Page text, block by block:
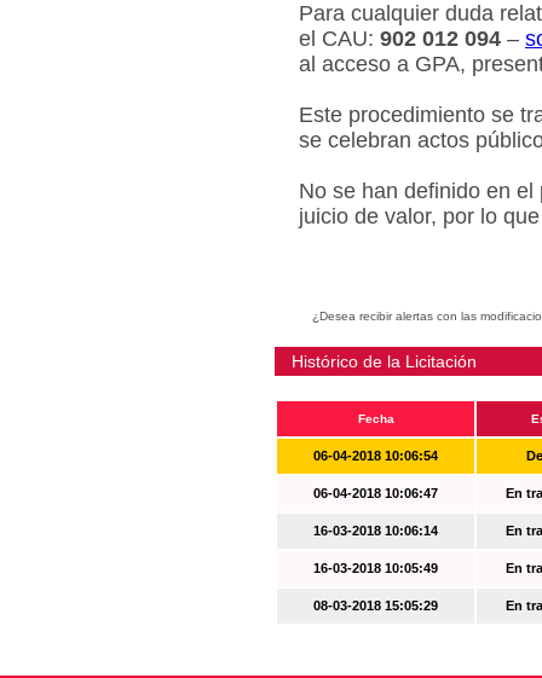
Para cualquier duda
el CAU: 902 012 094 –
al acceso a GPA,
Este procedimiento se
se celebran actos
No se han definido en
juicio de valor, por lo
¿Desea recibir alertas con las
Histórico de la Licitación
Fecha
06-04-2018 10:06:54
06-04-2018 10:06:47 En
16-03-2018 10:06:14 En
16-03-2018 10:05:49 En
08-03-2018 15:05:29 En